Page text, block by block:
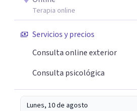
Terapia online
Servicios y precios
Consulta online exterior
Consulta psicológica
Lunes, 10 de agosto